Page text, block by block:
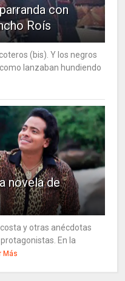
con
Roís
(bis). Y los negros
lanzaban hundiendo
novela de
y otras anécdotas
En la
Más